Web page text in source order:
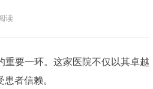
读
要一环。这家医院不仅以其卓越
者信赖。